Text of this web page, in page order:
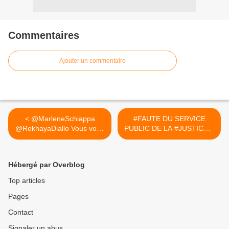
Commentaires
Ajouter un commentaire
< @MarleneSchiappa
@RokhayaDiallo Vous vous
exprimez...
#FAUTE DU SERVICE
PUBLIC DE LA #JUSTICE...
>
Hébergé par Overblog
Top articles
Pages
Contact